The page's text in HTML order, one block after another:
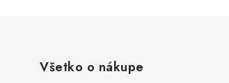
Všetko o nákupe